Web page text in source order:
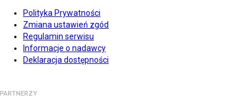
Polityka Prywatności
Zmiana ustawień zgód
Regulamin serwisu
Informacje o nadawcy
Deklaracja dostępności
PARTNERZY